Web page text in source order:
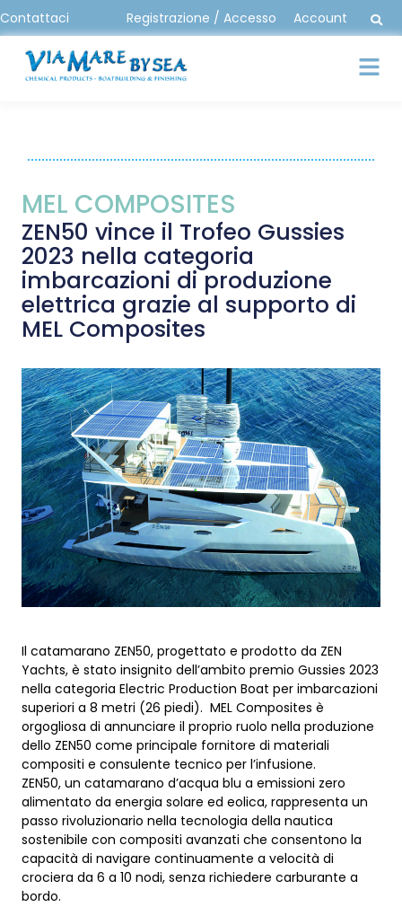
Contattaci Registrazione / Accesso Account
MEL COMPOSITES
ZEN50 vince il Trofeo Gussies
2023 nella categoria
imbarcazioni di produzione
elettrica grazie al supporto di
MEL Composites
Il catamarano ZEN50, progettato e prodotto da ZEN
Yachts, è stato insignito dell’ambito premio Gussies 2023
nella categoria Electric Production Boat per imbarcazioni
superiori a 8 metri (26 piedi). MEL Composites è
orgogliosa di annunciare il proprio ruolo nella produzione
dello ZEN50 come principale fornitore di materiali
compositi e consulente tecnico per l’infusione.
ZEN50, un catamarano d’acqua blu a emissioni zero
alimentato da energia solare ed eolica, rappresenta un
passo rivoluzionario nella tecnologia della nautica
sostenibile con compositi avanzati che consentono la
capacità di navigare continuamente a velocità di
crociera da 6 a 10 nodi, senza richiedere carburante a
bordo.